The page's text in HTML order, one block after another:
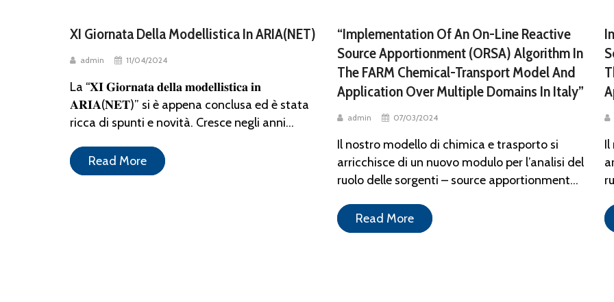
XI Giornata Della Modellistica In ARIA(NET)
admin 11/04/2024
La “𝐗𝐈 𝐆𝐢𝐨𝐫𝐧𝐚𝐭𝐚 𝐝𝐞𝐥𝐥𝐚 𝐦𝐨𝐝𝐞𝐥𝐥𝐢𝐬𝐭𝐢𝐜𝐚 𝐢𝐧
𝐀𝐑𝐈𝐀(𝐍𝐄𝐓)” si è appena conclusa ed è stata
ricca di spunti e novità. Cresce negli anni...
Read More
“Implementation Of An On-Line Reactive
Source Apportionment (ORSA) Algorithm In
The FARM Chemical-Transport Model And
Application Over Multiple Domains In Italy”
admin 07/03/2024
Il nostro modello di chimica e trasporto si
arricchisce di un nuovo modulo per l’analisi del
ruolo delle sorgenti – source apportionment...
Read More
Il